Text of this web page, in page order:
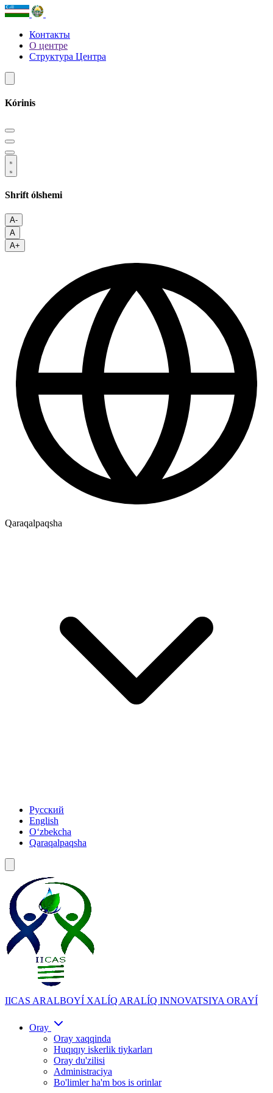
Контакты
О центре
Структура Центра
Kórinis
Shrift ólshemi
A-
A
A+
Qaraqalpaqsha
Русский
English
Oʻzbekcha
Qaraqalpaqsha
IICAS ARALBOYÍ XALÍQ ARALÍQ INNOVATSIYA ORAYÍ
Oray
Oray xaqqinda
Huqıqıy iskerlik tiykarları
Oray du'zilisi
Administraciya
Bo'limler ha'm bos is orinlar